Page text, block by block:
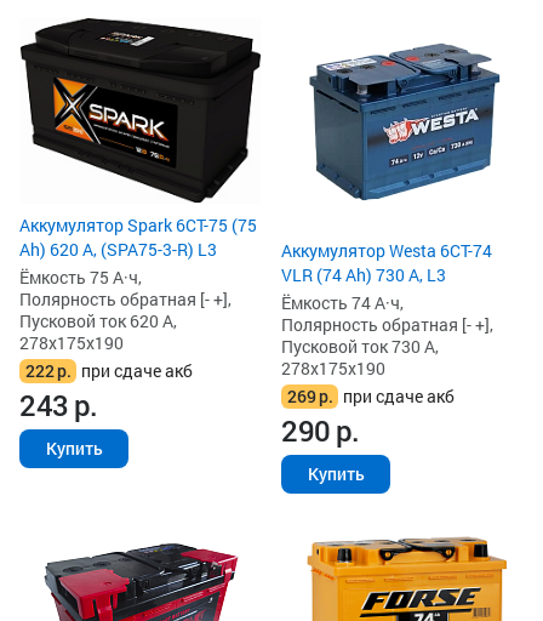
Аккумулятор Spark 6СТ-75 (75
Ah) 620 А, (SPA75-3-R) L3
Ёмкость 75 А·ч,
Полярность обратная [- +],
Пусковой ток 620 А,
278x175x190
222р. при сдаче акб
243р.
Купить
Аккумулятор Westa 6СТ-74
VLR (74 Ah) 730 А, L3
Ёмкость 74 А·ч,
Полярность обратная [- +],
Пусковой ток 730 А,
278x175x190
269р. при сдаче акб
290р.
Купить